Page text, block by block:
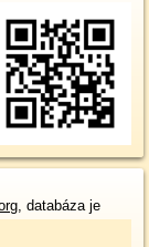
, databáza je